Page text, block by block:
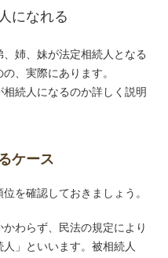
になれる
姉、妹が法定相続人となる
、実際にあります。
続人になるのか詳しく説明
ケース
を確認しておきましょう。
わらず、民法の規定により
」といいます。被相続人